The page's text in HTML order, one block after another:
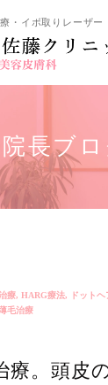
・イボ取りレーザー
院長ブロ
療, HARG療法, ドットヘ
毛治療
療。頭皮